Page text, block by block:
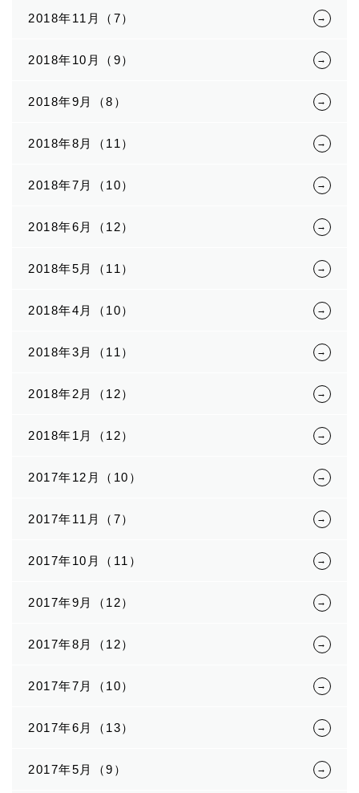
2018年11月（7）
2018年10月（9）
2018年9月（8）
2018年8月（11）
2018年7月（10）
2018年6月（12）
2018年5月（11）
2018年4月（10）
2018年3月（11）
2018年2月（12）
2018年1月（12）
2017年12月（10）
2017年11月（7）
2017年10月（11）
2017年9月（12）
2017年8月（12）
2017年7月（10）
2017年6月（13）
2017年5月（9）